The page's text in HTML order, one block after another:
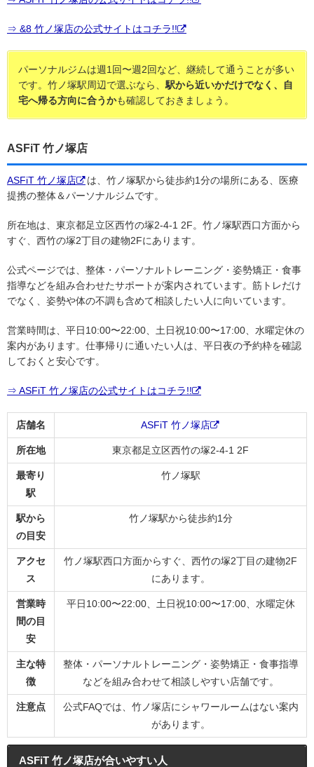
⇒ &8 竹ノ塚店の公式サイトはコチラ!!
パーソナルジムは週1回〜週2回など、継続して通うことが多い
です。竹ノ塚駅周辺で選ぶなら、駅から近いかだけでなく、自
宅へ帰る方向に合うかも確認しておきましょう。
ASFiT 竹ノ塚店
ASFiT 竹ノ塚店
は、竹ノ塚駅から徒歩約1分の場所にある、医療
提携の整体＆パーソナルジムです。
所在地は、東京都足立区西竹の塚2-4-1 2F。竹ノ塚駅西口方面から
すぐ、西竹の塚2丁目の建物2Fにあります。
公式ページでは、整体・パーソナルトレーニング・姿勢矯正・食事
指導などを組み合わせたサポートが案内されています。筋トレだけ
でなく、姿勢や体の不調も含めて相談したい人に向いています。
営業時間は、平日10:00〜22:00、土日祝10:00〜17:00、水曜定休の
案内があります。仕事帰りに通いたい人は、平日夜の予約枠を確認
しておくと安心です。
⇒ ASFiT 竹ノ塚店の公式サイトはコチラ!!
店舗名 ASFiT 竹ノ塚店
所在地 東京都足立区西竹の塚2-4-1 2F
最寄り
駅
竹ノ塚駅
駅から
の目安
竹ノ塚駅から徒歩約1分
アクセ
ス
竹ノ塚駅西口方面からすぐ、西竹の塚2丁目の建物2F
にあります。
営業時
間の目
安
平日10:00〜22:00、土日祝10:00〜17:00、水曜定休
主な特
徴
整体・パーソナルトレーニング・姿勢矯正・食事指導
などを組み合わせて相談しやすい店舗です。
注意点
公式FAQでは、竹ノ塚店にシャワールームはない案内
があります。
ASFiT 竹ノ塚店が合いやすい人